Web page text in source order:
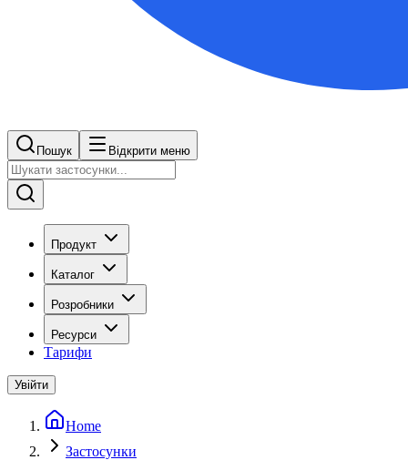
Пошук Відкрити меню
Продукт
Каталог
Розробники
Ресурси
Тарифи
Увійти
Home
Застосунки